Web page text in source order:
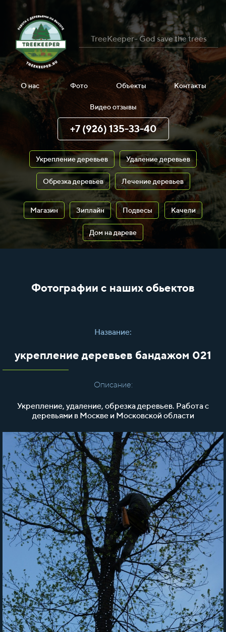
TreeKeeper- God save the trees
О нас Фото Объекты Контакты
Видео отзывы
+7 (926) 135-33-40
Укрепление деревьев Удаление деревьев
Обрезка деревьев Лечение деревьев
Магазин Зиплайн Подвесы Качели
Дом на дареве
Фотографии с наших обьектов
Название:
укрепление деревьев бандажом 021
Описание:
Укрепление, удаление, обрезка деревьев. Работа с
деревьями в Москве и Московской области